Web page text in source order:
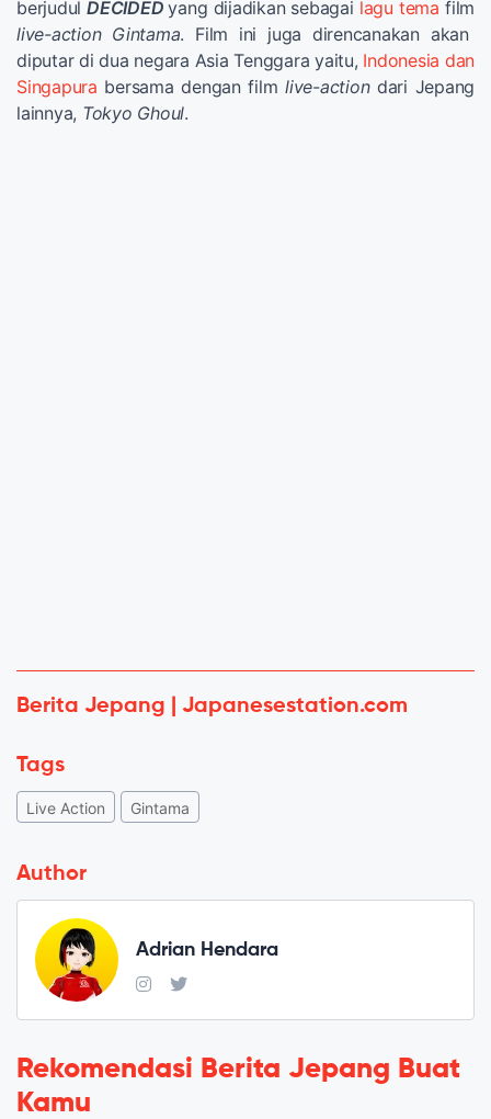
berjudulDECIDED yang dijadikan sebagai lagu tema film
live-action Gintama. Film ini juga direncanakan akan
diputar di dua negara Asia Tenggara yaitu, Indonesia dan
Singapura bersama dengan film live-actiondari Jepang
lainnya, Tokyo Ghoul.
Berita Jepang | Japanesestation.com
Tags
Live Action Gintama
Author
Adrian Hendara
Rekomendasi Berita Jepang Buat
Kamu